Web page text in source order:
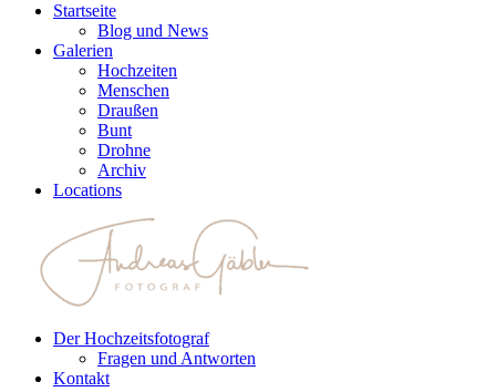
Startseite
Blog und News
Galerien
Hochzeiten
Menschen
Draußen
Bunt
Drohne
Archiv
Locations
Der Hochzeitsfotograf
Fragen und Antworten
Kontakt